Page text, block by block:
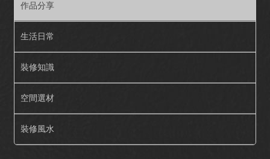
作品分享
生活日常
裝修知識
空間選材
裝修風水